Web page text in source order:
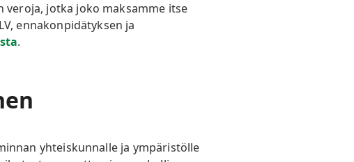
jotka joko maksamme itse
ennakonpidätyksen ja
.
yhteiskunnalle ja ympäristölle